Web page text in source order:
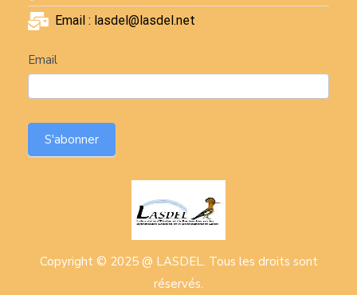
Email : lasdel@lasdel.net
Newsletter
Email
S'abonner
Copyright © 2025 @ LASDEL. Tous les droits sont
réservés.